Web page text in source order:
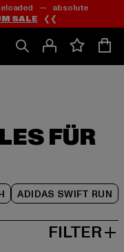
— absolute
SALE ❮❮
FÜR
ADIDAS SWIFT RUN
FILTER